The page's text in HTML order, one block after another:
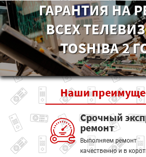
ГАРАНТИЯ НА
ВСЕХ
TOSHIBA 2
Наши
Срочный
ремонт
Выполняем ремонт
качественно и в